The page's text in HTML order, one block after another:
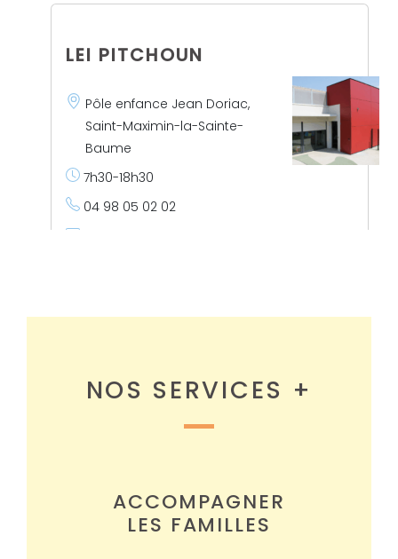
LEI PITCHOUN
Pôle enfance Jean Doriac,
Saint-Maximin-la-Sainte-
Baume
7h30-18h30
04 98 05 02 02
Saint-Maximin-la-Sainte-
04 98 05 02 00
NOS SERVICES +
ACCOMPAGNER
LES FAMILLES